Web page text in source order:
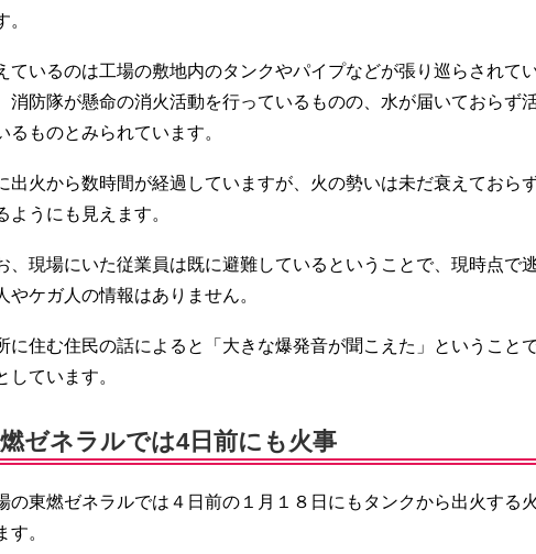
。
ているのは工場の敷地内のタンクやパイプなどが張り巡らされて
消防隊が懸命の消火活動を行っているものの、水が届いておらず
るものとみられています。
出火から数時間が経過していますが、火の勢いは未だ衰えておら
ようにも見えます。
、現場にいた従業員は既に避難しているということで、現時点で
やケガ人の情報はありません。
に住む住民の話によると「大きな爆発音が聞こえた」ということ
しています。
ゼネラルでは4日前にも火事
の東燃ゼネラルでは４日前の１月１８日にもタンクから出火する
す。